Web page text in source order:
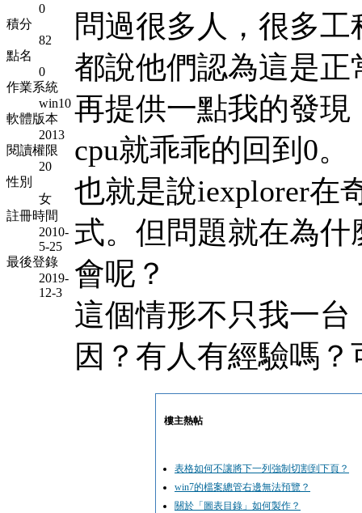
0
積分
82
點名
0
作業系統
win10
軟體版本
2013
閱讀權限
20
性別
女
註冊時間
2010-
5-25
最後登錄
2019-
12-3
問過很多人，很多
都說他們認為這是正
再提供一點我的發現
cpu就乖乖的回到0。
也就是說iexplorer在
式。但問題就在為
會呢？
這個情形不只我一
因？有人有經驗嗎
樓主熱帖
表格如何不讓將下一列強制切割到下頁？
win7的檔案總管右邊無法預覽？
關於「圖表目錄」如何製作？